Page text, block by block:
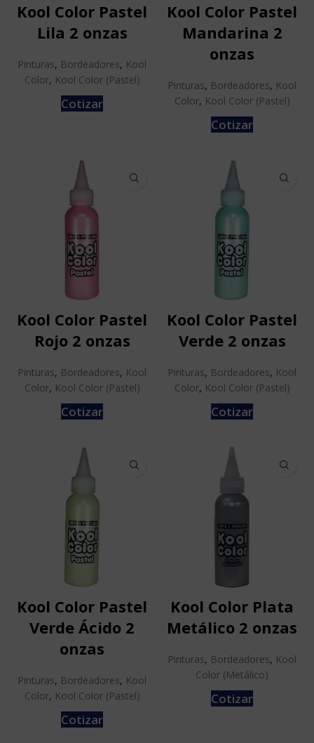
Kool Color Pastel
Lila 2 onzas
Pinturas, Bordeadores, Kool
Color, Kool Color (Pastel)
Cotizar
Kool Color Pastel
Mandarina 2
onzas
Pinturas, Bordeadores, Kool
Color, Kool Color (Pastel)
Cotizar
Kool Color Pastel
Rojo 2 onzas
Pinturas, Bordeadores, Kool
Color, Kool Color (Pastel)
Cotizar
Kool Color Pastel
Verde 2 onzas
Pinturas, Bordeadores, Kool
Color, Kool Color (Pastel)
Cotizar
Kool Color Pastel
Verde Ácido 2
onzas
Pinturas, Bordeadores, Kool
Color, Kool Color (Pastel)
Cotizar
Kool Color Plata
Metálico 2 onzas
Pinturas, Bordeadores, Kool
Color (Metálico)
Cotizar